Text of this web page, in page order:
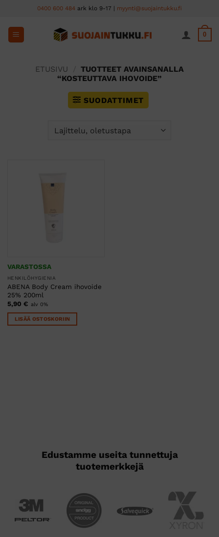
content
0400 600 484 ark klo 9-17 | myynti@suojaintukku.fi
0
ETUSIVU
TUOTTEET AVAINSANALLA
“KOSTEUTTAVA IHOVOIDE”
SUODATTIMET
VARASTOSSA
HENKILÖHYGIENIA
ABENA Body Cream ihovoide
25% 200ml
5,90 € alv 0%
LISÄÄ OSTOSKORIIN
Edustamme useita tunnettuja
tuotemerkkejä